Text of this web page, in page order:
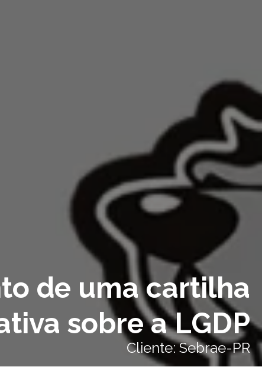
de uma cartilha
sobre a LGDP
Cliente: Sebrae-PR